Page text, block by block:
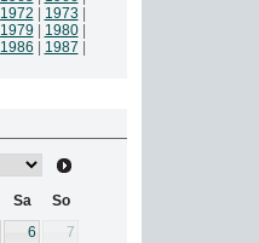
1972 1973
1979 1980|
1986 1987
Sa
So
6
7